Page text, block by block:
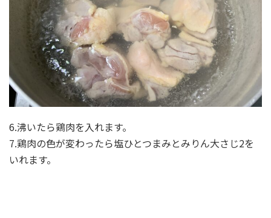
6.沸いたら鶏肉を入れます。
7.鶏肉の色が変わったら塩ひとつまみとみりん大さじ2を
いれます。